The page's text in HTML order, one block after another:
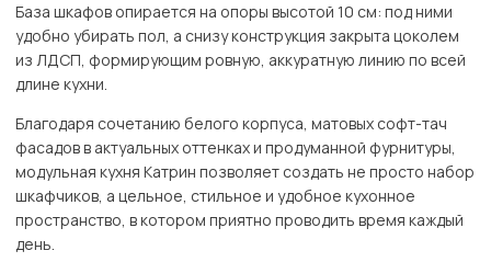
База шкафов опирается на опоры высотой 10 см: под ними
удобно убирать пол, а снизу конструкция закрыта цоколем
из ЛДСП, формирующим ровную, аккуратную линию по всей
длине кухни.
Благодаря сочетанию белого корпуса, матовых софт-тач
фасадов в актуальных оттенках и продуманной фурнитуры,
модульная кухня Катрин позволяет создать не просто набор
шкафчиков, а цельное, стильное и удобное кухонное
пространство, в котором приятно проводить время каждый
день.